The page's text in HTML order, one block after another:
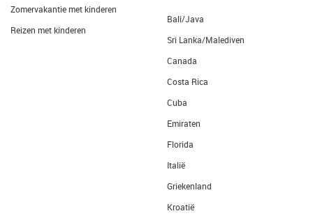
Zomervakantie met kinderen
Reizen met kinderen
Bali/Java
Sri Lanka/Malediven
Canada
Costa Rica
Cuba
Emiraten
Florida
Italië
Griekenland
Kroatië